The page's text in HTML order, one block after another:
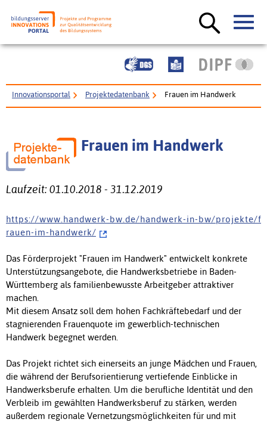
Innovationsportal Projektedatenbank Frauen im Handwerk
Frauen im Handwerk
Laufzeit: 01.10.2018 - 31.12.2019
h t t p s : / / w w w . h a n d w e r k - b w . d e / h a n d w e r k - i n - b w / p r o j e k t e / f
r a u e n - i m - h a n d w e r k /
Das Förderprojekt "Frauen im Handwerk" entwickelt konkrete
Unterstützungsangebote, die Handwerksbetriebe in Baden-
Württemberg als familienbewusste Arbeitgeber attraktiver
machen.
Mit diesem Ansatz soll dem hohen Fachkräftebedarf und der
stagnierenden Frauenquote im gewerblich-technischen
Handwerk begegnet werden.
Das Projekt richtet sich einerseits an junge Mädchen und Frauen,
die während der Berufsorientierung vertiefende Einblicke in
Handwerksberufe erhalten. Um die berufliche Identität und den
Verbleib im gewählten Handwerksberuf zu stärken, werden
außerdem regionale Vernetzungsmöglichkeiten für und mit